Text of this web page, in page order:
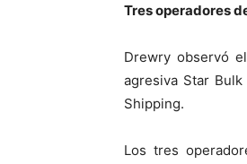
Tres operadores
Drewry observó
agresiva Star
Shipping.
Los tres